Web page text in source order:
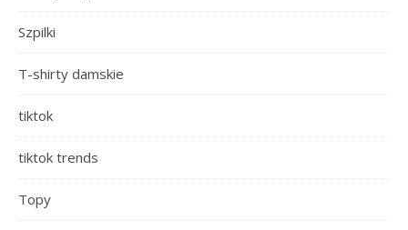
Szpilki
T-shirty damskie
tiktok
tiktok trends
Topy